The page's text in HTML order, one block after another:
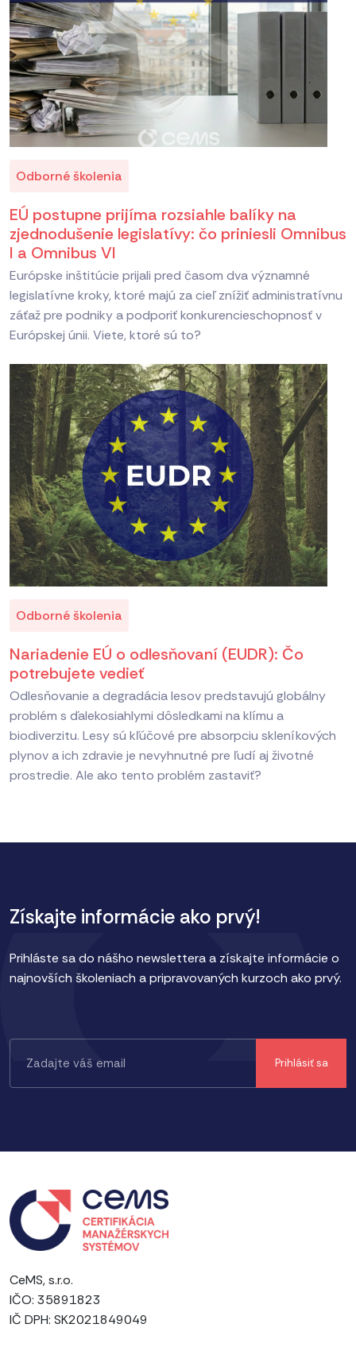
Odborné školenia
EÚ postupne prijíma rozsiahle balíky na
zjednodušenie legislatívy: čo priniesli Omnibus
I a Omnibus VI
Európske inštitúcie prijali pred časom dva významné
legislatívne kroky, ktoré majú za cieľ znížiť administratívnu
záťaž pre podniky a podporiť konkurencieschopnosť v
Európskej únii. Viete, ktoré sú to?
Odborné školenia
Nariadenie EÚ o odlesňovaní (EUDR): Čo
potrebujete vedieť
Odlesňovanie a degradácia lesov predstavujú globálny
problém s ďalekosiahlymi dôsledkami na klímu a
biodiverzitu. Lesy sú kľúčové pre absorpciu skleníkových
plynov a ich zdravie je nevyhnutné pre ľudí aj životné
prostredie. Ale ako tento problém zastaviť?
Získajte informácie ako prvý!
Prihláste sa do nášho newslettera a získajte informácie o
najnovších školeniach a pripravovaných kurzoch ako prvý.
CeMS, s.r.o.
IČO: 35891823
IČ DPH: SK2021849049